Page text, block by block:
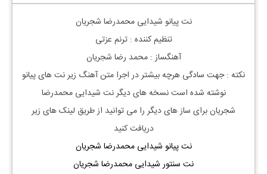
نت پیانو شیدایی محمدرضا شجریان
تنظیم کننده : ترنم عزتی
آهنگساز : محمد رضا شجریان
نکته : جهت سادگی هرچه بیشتر در اجرا متن آهنگ زیر نت های پیانو
نوشته شده است نسخه های دیگر نت شیدایی محمدرضا
شجریانبرای ساز های دیگر را می توانید از طریق لینک های زیر
دریافت کنید
نت پیانو شیدایی محمدرضا شجریان
نت سنتور شیدایی محمدرضا شجریان